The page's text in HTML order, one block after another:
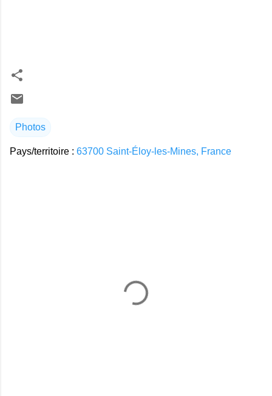
Photos
Pays/territoire : 63700 Saint-Éloy-les-Mines, France